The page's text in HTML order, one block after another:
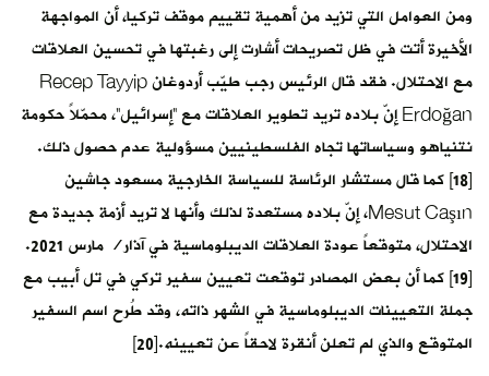
ومن العوامل التي تزيد من أهمية تقييم موقف تركيا، أن المواجهة
الأخيرة أتت في ظل تصريحات أشارت إلى رغبتها في تحسين العلاقات
مع الاحتلال. فقد قال الرئيس رجب طيّب أردوغان Recep Tayyip
Erdoğan إنّ بلاده تريد تطوير العلاقات مع “إسرائيل”، محمّلاً حكومة
نتنياهو وسياساتها تجاه الفلسطينيين مسؤولية عدم حصول ذلك.
[18] كما قال مستشار الرئاسة للسياسة الخارجية مسعود جاشين
Mesut Caşın، إنّ بلاده مستعدة لذلك وأنها لا تريد أزمة جديدة مع
الاحتلال، متوقعاً عودة العلاقات الديبلوماسية في آذار/ مارس 2021.
[19] كما أن بعض المصادر توقعت تعيين سفير تركي في تل أبيب مع
جملة التعيينات الديبلوماسية في الشهر ذاته، وقد طُرح اسم السفير
المتوقع والذي لم تعلن أنقرة لاحقاً عن تعيينه.[20]